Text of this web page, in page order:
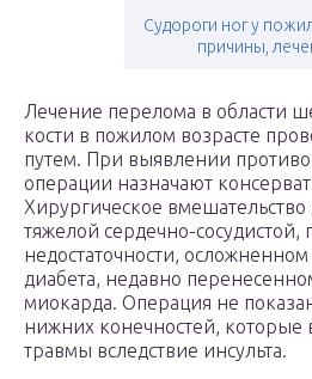
Судороги ног у
причины,
Лечение перелома в области
кости в пожилом возрасте
путем. При выявлении
операции назначают
Хирургическое
тяжелой сердечно-сосудистой,
недостаточности,
диабета, недавно
миокарда. Операция не
нижних конечностей, которые
травмы вследствие инсульта.